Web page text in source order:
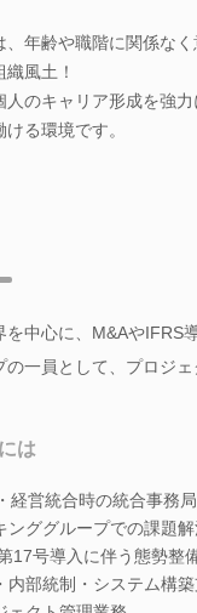
、年齢や職階に関係な
織風土！
人のキャリア形成を強
る環境です。
を中心に、M&AやIFRS
の一員として、プロジ
は
経営統合時の統合事務
ンググループでの課題
17号導入に伴う態勢整
内部統制・システム構